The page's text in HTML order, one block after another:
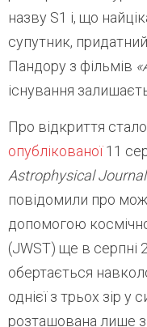
назву S1 і, що
супутник,
Пандору з фільмів
існування
Про відкриття стало
опублікованої11
Astrophysical
повідомили про
допомогою
(JWST) ще в серпні
обертається
однієї з трьох зір
розташована лише